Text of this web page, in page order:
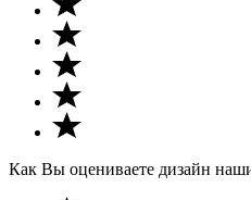
Как Вы оцениваете дизайн